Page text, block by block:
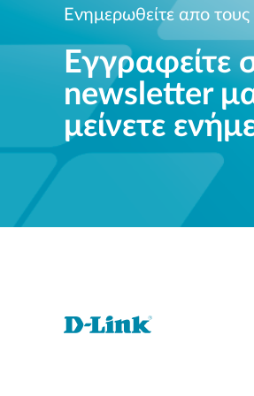
Ενημερωθείτε απο
Εγγραφείτε
newsletter
μείνετε